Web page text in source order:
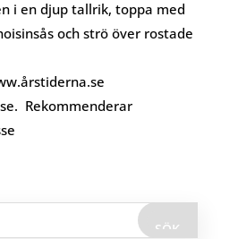
i en djup tallrik, toppa med
och strö över rostade
Rekommenderar